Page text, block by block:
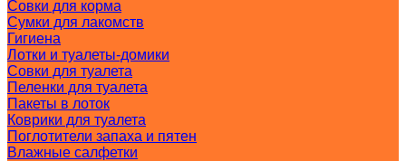
Совки для корма
Сумки для лакомств
Гигиена
Лотки и туалеты-домики
Совки для туалета
Пеленки для туалета
Пакеты в лоток
Коврики для туалета
Поглотители запаха и пятен
Влажные салфетки